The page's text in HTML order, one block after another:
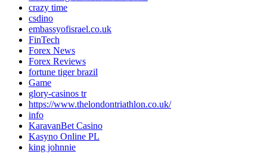
crazy time
csdino
embassyofisrael.co.uk
FinTech
Forex News
Forex Reviews
fortune tiger brazil
Game
glory-casinos tr
https://www.thelondontriathlon.co.uk/
info
KaravanBet Casino
Kasyno Online PL
king johnnie